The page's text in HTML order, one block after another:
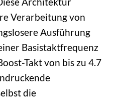
Verarbeitung von
Ausführung
Basistaktfrequenz
Takt von bis zu 4.7
die